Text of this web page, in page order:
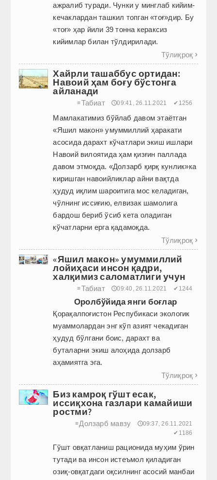
ажралиб туради. Чунки у минглаб кийим-
кечаклардан ташкил топган «тоғ»дир. Бу
«тоғ» ҳар йили 39 тонна кераксиз
кийимлар билан тўлдирилади.
Тўлиқроқ 
Хайрли ташаббус ортидан:
Навоий ҳам боғу бўстонга
айланади
≡Табиат 🕔09:41, 26.11.2021 ✔1256
Мамлакатимиз бўйлаб давом этаётган
«Яшил макон» умуммиллий ҳаракати
асосида дарахт кўчатлари экиш ишлари
Навоий вилоятида ҳам қизғин паллада
давом этмоқда. «Долзарб қирқ кунлик»ка
киришган навоийликлар айни вақтда
ҳудуд иқлим шароитига мос келадиган,
чўлнинг иссиғию, елвизак шамолига
бардош бериб ўсиб кета оладиган
кўчатларни ерга қадамоқда.
Тўлиқроқ 
«Яшил макон» умуммиллий
лойиҳаси инсон қадри,
халқимиз саломатлиги учун
≡Табиат 🕔09:40, 26.11.2021 ✔1244
Оролбўйида янги боғлар
Қорақалпоғистон Респубикаси экологик
муаммолардан энг кўп азият чекадиган
ҳудуд бўлгани боис, дарахт ва
буталарни экиш алоҳида долзарб
аҳамиятга эга.
Тўлиқроқ 
Биз камроқ гўшт есак,
иссиқхона газлари камайиши
ростми?
≡Долзарб мавзу
🕔09:37, 26.11.2021
✔1186
Гўшт овқатланиш рационида муҳим ўрин
тутади ва инсон истеъмол қиладиган
озиқ-овқатдаги оқсилнинг асосий манбаи